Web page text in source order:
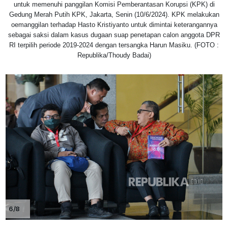
untuk memenuhi panggilan Komisi Pemberantasan Korupsi (KPK) di
Gedung Merah Putih KPK, Jakarta, Senin (10/6/2024). KPK melakukan
oemanggilan terhadap Hasto Kristiyanto untuk dimintai keterangannya
sebagai saksi dalam kasus dugaan suap penetapan calon anggota DPR
RI terpilih periode 2019-2024 dengan tersangka Harun Masiku. (FOTO :
Republika/Thoudy Badai)
6/8